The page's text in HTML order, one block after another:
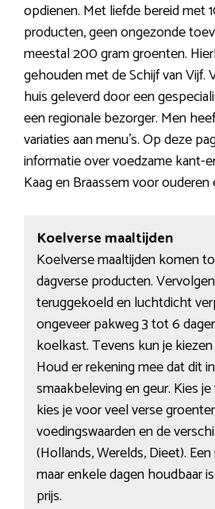
opdienen. Met liefde bereid met
producten, geen ongezonde
meestal 200 gram groenten.
gehouden met de Schijf van Vijf.
huis geleverd door een
een regionale bezorger. Men
variaties aan menu’s. Op deze
informatie over voedzame kant-
Kaag en Braassem voor
Koelverse maaltijden
Koelverse maaltijden komen
dagverse producten.
teruggekoeld en luchtdicht
ongeveer pakweg 3 tot 6
koelkast. Tevens kun je
Houd er rekening mee dat dit
smaakbeleving en geur. Kies
kies je voor veel verse
voedingswaarden en de
(Hollands, Werelds, Dieet).
maar enkele dagen houdbaar
prijs.